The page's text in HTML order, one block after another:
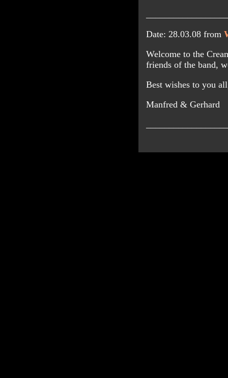
Date: 28.03.08 from
Welcome to the
friends of the band,
Best wishes to you
Manfred & Gerhard